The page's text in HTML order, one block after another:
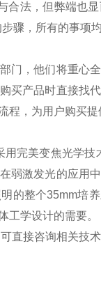
合法，但弊端也
骤，所有的事项
门，他们将重心
买产品时直接找
，为用户购买提
完美变焦光学
弱激发光的应用
的整个35mm培
工学设计的需要。
直接咨询相关技术